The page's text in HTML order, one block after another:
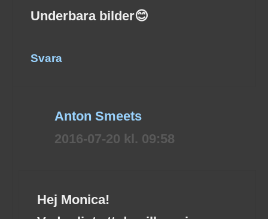
Underbara bilder😊
Svara
Anton Smeets
2016-07-20 kl. 09:58
Hej Monica!